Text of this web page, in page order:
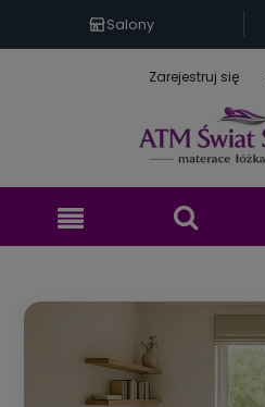
Salony
Zarejestruj się